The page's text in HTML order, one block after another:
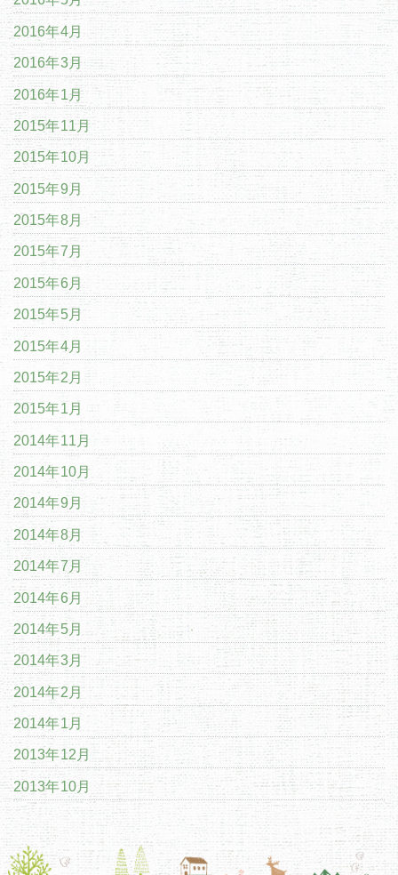
2016年4月
2016年3月
2016年1月
2015年11月
2015年10月
2015年9月
2015年8月
2015年7月
2015年6月
2015年5月
2015年4月
2015年2月
2015年1月
2014年11月
2014年10月
2014年9月
2014年8月
2014年7月
2014年6月
2014年5月
2014年3月
2014年2月
2014年1月
2013年12月
2013年10月